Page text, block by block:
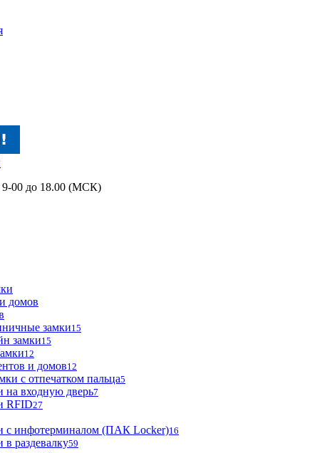
00 до 18.00 (МСК)
домов
замки15
замки15
12
и домов12
с отпечатком пальца5
на входную дверь7
RFID27
с инфотерминалом (ПАК Locker)16
раздевалку59